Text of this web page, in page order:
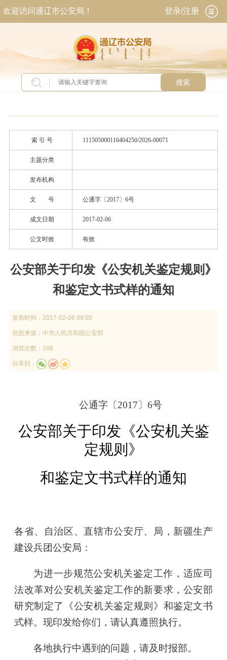
欢迎访问通辽市公安局！ 登录/注册
搜索
当前位置：首页>政务公开>政府信息公开>法
索 引 号 111505000116404250/2026-00071
主题分类
发布机构
文 号 公通字〔2017〕6号
成文日期 2017-02-06
公文时效 有效
公安部关于印发《公安机关鉴定规则》
和鉴定文书式样的通知
发布时间： 2017-02-06 09:05
信息来源： 中华人民共和国公安部
浏览次数：168
分享到：
公通字〔2017〕6号
公安部关于印发《公安机关鉴
定规则》
和鉴定文书式样的通知
各省、自治区、直辖市公安厅、局，新疆生产
建设兵团公安局：
为进一步规范公安机关鉴定工作，适应司
法改革对公安机关鉴定工作的新要求，公安部
研究制定了《公安机关鉴定规则》和鉴定文书
式样。现印发给你们，请认真遵照执行。
各地执行中遇到的问题，请及时报部。